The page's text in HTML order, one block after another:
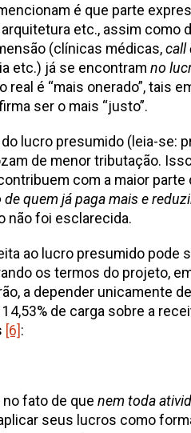
é que parte
etc., assim como
(clínicas médicas,call
etc.) já se encontram no
é “mais onerado”, tais
ser o mais “justo”.
lucro presumido (leia-se:
de menor tributação.
com a maior
quem já paga mais e
não foi esclarecida.
ao lucro presumido pode
os termos do projeto,
a depender unicamente
de carga sobre a
[6]:
fato de que nem toda
seus lucros como